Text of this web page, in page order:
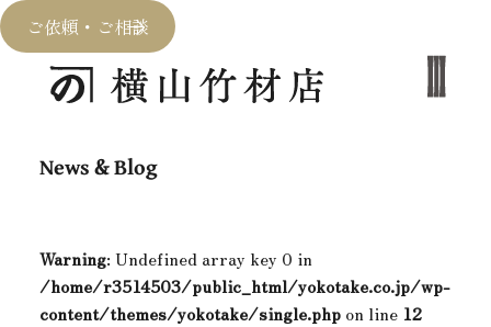
ご依頼・ご相談
News & Blog
Warning: Undefined array key 0 in
/home/r3514503/public_html/yokotake.co.jp/wp-
content/themes/yokotake/single.phpon line 12